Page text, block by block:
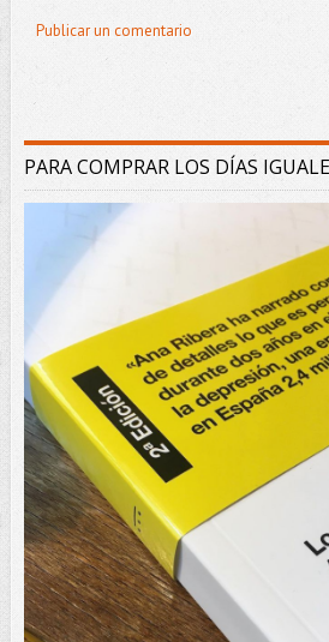
Publicar un comentario
PARA COMPRAR LOS DÍAS